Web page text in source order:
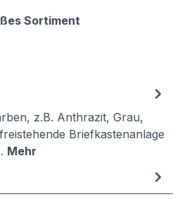
Sortiment
z.B. Anthrazit, Grau,
Briefkastenanlage
Mehr